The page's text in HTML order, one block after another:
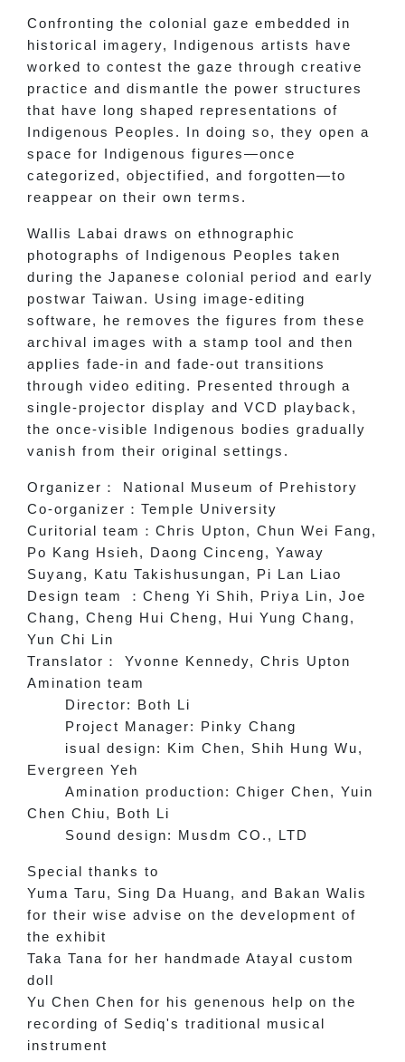
Confronting the colonial gaze embedded in
historical imagery, Indigenous artists have
worked to contest the gaze through creative
practice and dismantle the power structures
that have long shaped representations of
Indigenous Peoples. In doing so, they open a
space for Indigenous figures—once
categorized, objectified, and forgotten—to
reappear on their own terms.
Wallis Labai draws on ethnographic
photographs of Indigenous Peoples taken
during the Japanese colonial period and early
postwar Taiwan. Using image-editing
software, he removes the figures from these
archival images with a stamp tool and then
applies fade-in and fade-out transitions
through video editing. Presented through a
single-projector display and VCD playback,
the once-visible Indigenous bodies gradually
vanish from their original settings.
Organizer ：
National Museum of Prehistory
Co-organizer ： Temple University
Curitorial team ： Chris Upton, Chun Wei Fang,
Po Kang Hsieh, Daong Cinceng, Yaway
Suyang, Katu Takishusungan, Pi Lan Liao
Design team
： Cheng Yi Shih, Priya Lin, Joe
Chang, Cheng Hui Cheng, Hui Yung Chang,
Yun Chi Lin
Translator ：
Yvonne Kennedy, Chris Upton
Amination team
Director: Both Li
Project Manager: Pinky Chang
isual design: Kim Chen, Shih Hung Wu,
Evergreen Yeh
Amination production: Chiger Chen, Yuin
Chen Chiu, Both Li
Sound design: Musdm CO., LTD
Special thanks to
Yuma Taru, Sing Da Huang, and Bakan Walis
for their wise advise on the development of
the exhibit
Taka Tana for her handmade Atayal custom
doll
Yu Chen Chen for his genenous help on the
recording of Sediq's traditional musical
instrument